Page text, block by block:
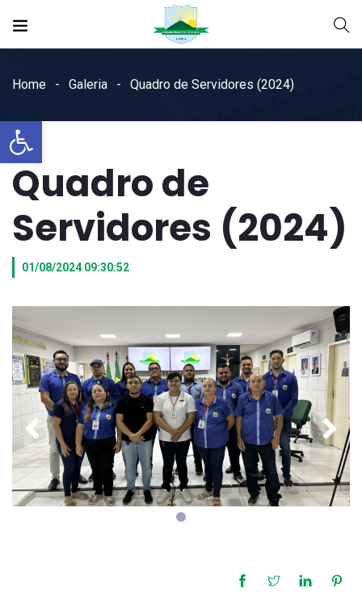
Open toolbar
Home Galeria Quadro de Servidores (2024)
Quadro de
Servidores (2024)
01/08/2024 09:30:52